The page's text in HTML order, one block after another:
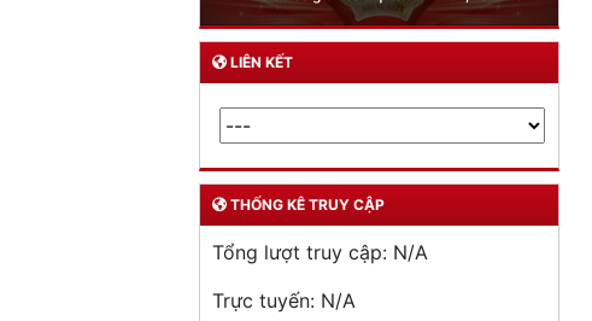
LIÊN KẾT
THỐNG KÊ TRUY CẬP
Tổng lượt truy cập: N/A
Trực tuyến: N/A